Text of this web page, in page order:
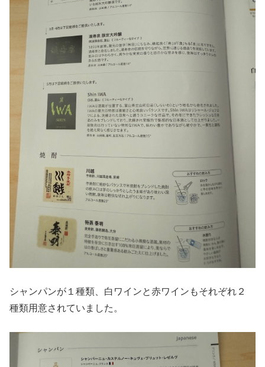
シャンパンが１種類、白ワインと赤ワインもそれぞれ２
種類用意されていました。